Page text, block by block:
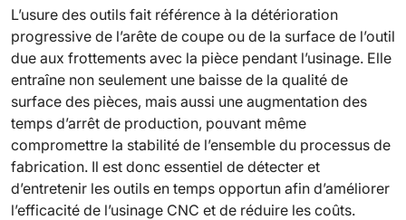
L’usure des outils fait référence à la détérioration
progressive de l’arête de coupe ou de la surface de l’outil
due aux frottements avec la pièce pendant l’usinage. Elle
entraîne non seulement une baisse de la qualité de
surface des pièces, mais aussi une augmentation des
temps d’arrêt de production, pouvant même
compromettre la stabilité de l’ensemble du processus de
fabrication. Il est donc essentiel de détecter et
d’entretenir les outils en temps opportun afin d’améliorer
l’efficacité de l’usinage CNC et de réduire les coûts.